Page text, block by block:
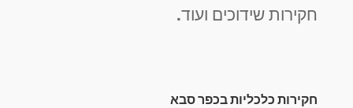
חקירות שידוכים ועוד.
חקירות כלכליות בכפר סבא